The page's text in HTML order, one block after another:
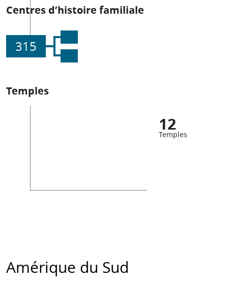
Centres d’histoire familiale
315
Temples
12
Temples
Amérique du Sud